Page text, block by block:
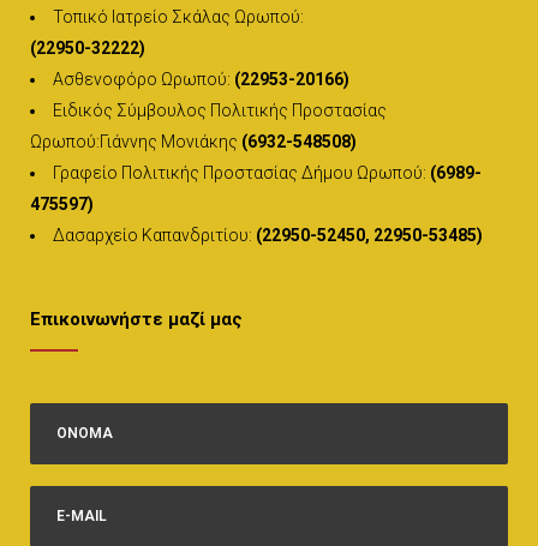
Τοπικό Ιατρείο Σκάλας Ωρωπού:
(22950-32222)
Ασθενοφόρο Ωρωπού: (22953-20166)
Ειδικός Σύμβουλος Πολιτικής Προστασίας
Ωρωπού:Γιάννης Μονιάκης (6932-548508)
Γραφείο Πολιτικής Προστασίας Δήμου Ωρωπού: (6989-
475597)
Δασαρχείο Καπανδριτίου: (22950-52450, 22950-53485)
Επικοινωνήστε μαζί μας